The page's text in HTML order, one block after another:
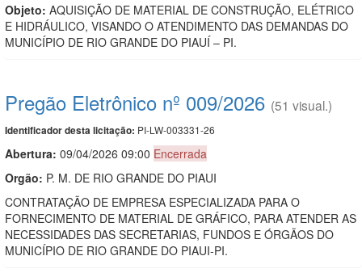
Objeto: AQUISIÇÃO DE MATERIAL DE CONSTRUÇÃO, ELÉTRICO
E HIDRÁULICO, VISANDO O ATENDIMENTO DAS DEMANDAS DO
MUNICÍPIO DE RIO GRANDE DO PIAUÍ – PI.
Pregão Eletrônico nº 009/2026 (51 visual.)
Identificador desta licitação: PI-LW-003331-26
Abertura: 09/04/2026 09:00 Encerrada
Orgão: P. M. DE RIO GRANDE DO PIAUI
CONTRATAÇÃO DE EMPRESA ESPECIALIZADA PARA O
FORNECIMENTO DE MATERIAL DE GRÁFICO, PARA ATENDER AS
NECESSIDADES DAS SECRETARIAS, FUNDOS E ÓRGÃOS DO
MUNICÍPIO DE RIO GRANDE DO PIAUI-PI.